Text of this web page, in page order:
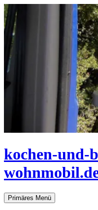
Zum
Inhalt
springen
kochen-und-
Suchen
Primäres Menü